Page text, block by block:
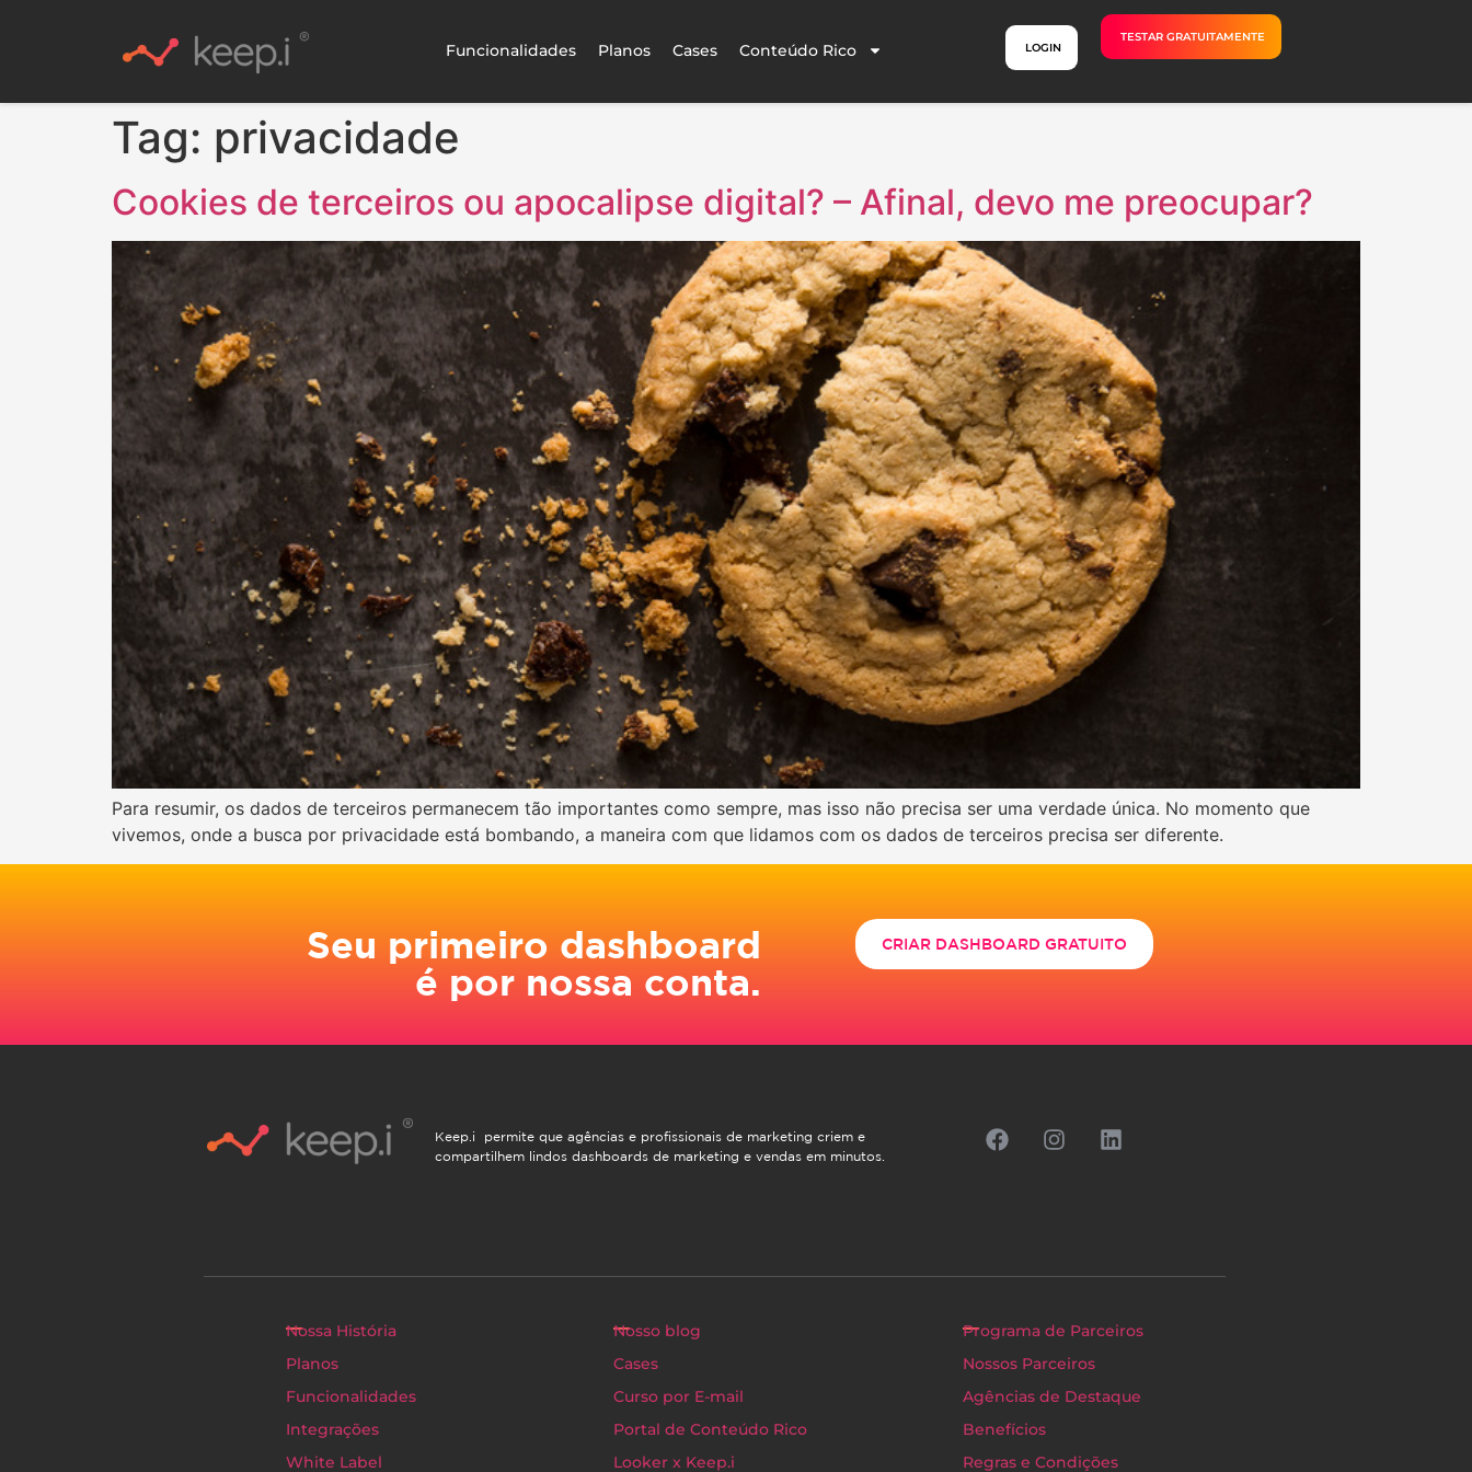
Funcionalidades Planos Cases Conteúdo Rico LOGIN
TESTAR GRATUITAMENTE
Tag: privacidade
Cookies de terceiros ou apocalipse digital? – Afinal, devo me preocupar?
Para resumir, os dados de terceiros permanecem tão importantes como sempre, mas isso não precisa ser uma verdade única. No momento que
vivemos, onde a busca por privacidade está bombando, a maneira com que lidamos com os dados de terceiros precisa ser diferente.
Seu primeiro dashboard
é por nossa conta.
CRIAR DASHBOARD GRATUITO
Keep.i permite que agências e profissionais de marketing criem e
compartilhem lindos dashboards de marketing e vendas em minutos.
Nossa História
Planos
Funcionalidades
Integrações
White Label
Nosso blog
Cases
Curso por E-mail
Portal de Conteúdo Rico
Looker x Keep.i
Programa de Parceiros
Nossos Parceiros
Agências de Destaque
Benefícios
Regras e Condições